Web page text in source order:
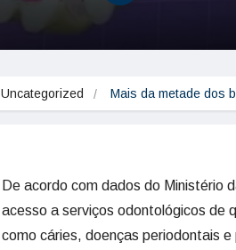
Uncategorized Mais da metade dos
De acordo com dados do Ministério
acesso a serviços odontológicos de
como cáries, doenças periodontais